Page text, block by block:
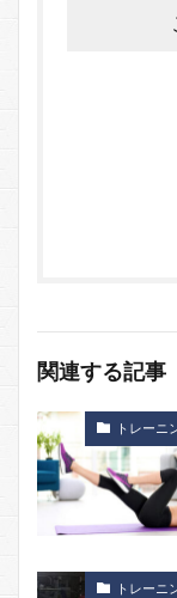
関連する記事
トレーニ
トレーニ